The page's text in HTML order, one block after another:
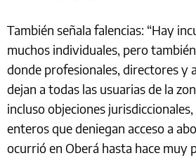
También señala falencias: “Hay
muchos individuales, pero
donde profesionales, directores y
dejan a todas las usuarias de la
incluso objeciones
enteros que deniegan acceso a
ocurrió en Oberá hasta hace muy